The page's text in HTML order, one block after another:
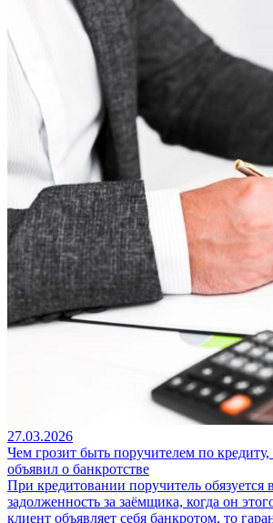
27.03.2026
Чем грозит быть поручителем по
объявил о банкротстве
При кредитовании поручитель обязуется
задолженность за заёмщика, когда он
клиент объявляет себя банкротом, то